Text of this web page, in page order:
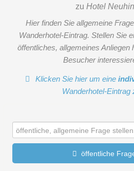
zu Hotel
Hier finden Sie allgemeine
Wanderhotel-Eintrag. Stellen Sie
öffentliches, allgemeines Anliegen
Besucher
Klicken Sie hier um eine
Wanderhotel-Eintrag
öffentliche